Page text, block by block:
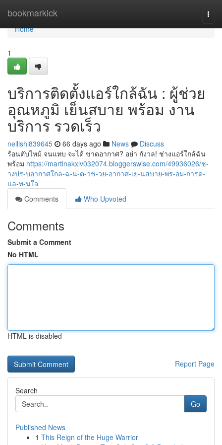
bookmarkick
Home
Home
1
บริการติดตั้งแอร์ใกล้ฉัน : ผู้ช่วย
อุณหภูมิ เย็นสบาย พร้อม งาน
บริการ รวดเร็ว
nelllshi839645 66 days ago News
Discuss
ร้อนตับไหม้ จนแทบ จะได้ ขาดอากาศ? อย่า กังวล! ช่างแอร์ใกล้ฉัน
พร้อม https://martinakxlv032074.bloggerswise.com/49936026/ช-
างปร-บอากาศใกล-ฉ-น-ต-วช-วย-อากาศ-เย-นสบาย-พร-อม-การด-
แล-ท-นใจ
Comments
Who Upvoted
Comments
Submit a Comment
No HTML
HTML is disabled
Report Page
Search
Go
Published News
1 This Reign of the Huge Warrior